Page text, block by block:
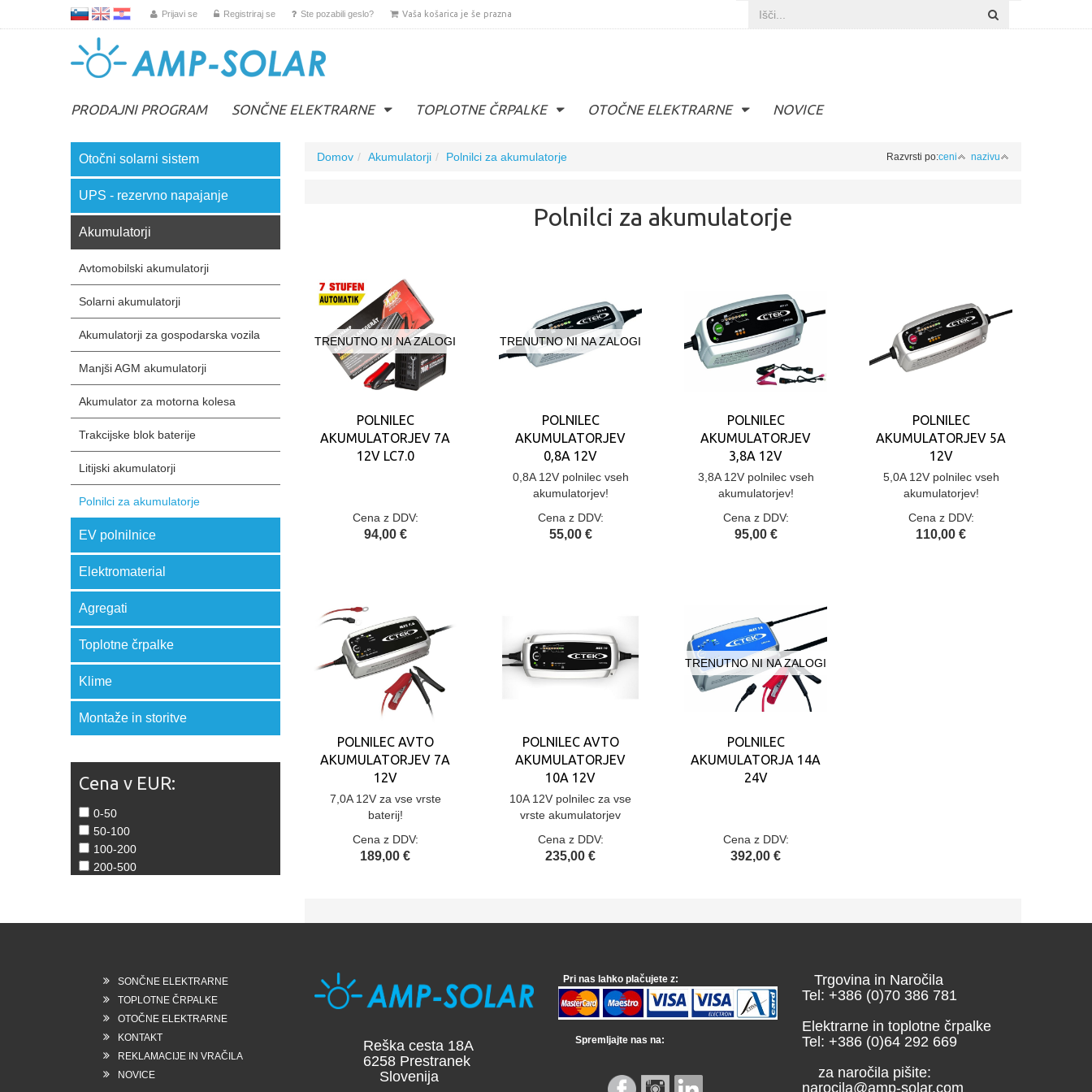
Prijavi se Registriraj se Ste pozabili geslo? Vaša košarica je še prazna
PRODAJNI PROGRAM SONČNE ELEKTRARNE TOPLOTNE ČRPALKE OTOČNE ELEKTRARNE NOVICE
Otočni solarni sistem
UPS - rezervno napajanje
Akumulatorji
Avtomobilski akumulatorji
Solarni akumulatorji
Akumulatorji za gospodarska vozila
Manjši AGM akumulatorji
Akumulator za motorna kolesa
Trakcijske blok baterije
Litijski akumulatorji
Polnilci za akumulatorje
EV polnilnice
Elektromaterial
Agregati
Toplotne črpalke
Klime
Montaže in storitve
Cena v EUR:
0-50
50-100
100-200
200-500
Domov Akumulatorji Polnilci za akumulatorje Razvrsti po:ceni nazivu
Polnilci za akumulatorje
TRENUTNO NI NA ZALOGI
POLNILEC
AKUMULATORJEV 7A
12V LC7.0
Cena z DDV:
94,00 €
TRENUTNO NI NA ZALOGI
POLNILEC
AKUMULATORJEV
0,8A 12V
0,8A 12V polnilec vseh
akumulatorjev!
Cena z DDV:
55,00 €
POLNILEC
AKUMULATORJEV
3,8A 12V
3,8A 12V polnilec vseh
akumulatorjev!
Cena z DDV:
95,00 €
POLNILEC
AKUMULATORJEV 5A
12V
5,0A 12V polnilec vseh
akumulatorjev!
Cena z DDV:
110,00 €
POLNILEC AVTO
AKUMULATORJEV 7A
12V
7,0A 12V za vse vrste
baterij!
Cena z DDV:
189,00 €
POLNILEC AVTO
AKUMULATORJEV
10A 12V
10A 12V polnilec za vse
vrste akumulatorjev
Cena z DDV:
235,00 €
TRENUTNO NI NA ZALOGI
POLNILEC
AKUMULATORJA 14A
24V
Cena z DDV:
392,00 €
SONČNE ELEKTRARNE
TOPLOTNE ČRPALKE
OTOČNE ELEKTRARNE
KONTAKT
REKLAMACIJE IN VRAČILA
NOVICE
Reška cesta 18A
6258 Prestranek
Slovenija
Pri nas lahko plačujete z:
Spremljajte nas na:
Trgovina in Naročila
Tel: +386 (0)70 386 781
Elektrarne in toplotne črpalke
Tel: +386 (0)64 292 669
za naročila pišite:
narocila@amp-solar.com